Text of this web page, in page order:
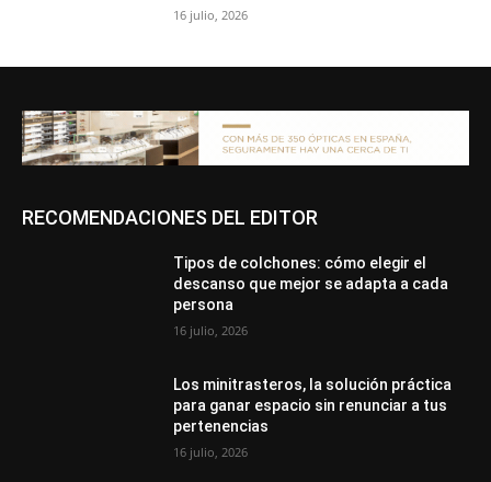
16 julio, 2026
RECOMENDACIONES DEL EDITOR
Tipos de colchones: cómo elegir el
descanso que mejor se adapta a cada
persona
16 julio, 2026
Los minitrasteros, la solución práctica
para ganar espacio sin renunciar a tus
pertenencias
16 julio, 2026